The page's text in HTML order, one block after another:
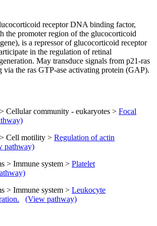
receptor DNA binding factor,
the promoter region of the glucocorticoid
is a repressor of glucocorticoid receptor
in the regulation of retinal
May transduce signals from p21-ras
via the ras GTP-ase activating protein (GAP).
Cellular community - eukaryotes > Focal
> Cell motility > Regulation of actin
pathway)
> Immune system > Platelet
> Immune system > Leukocyte
(View pathway)